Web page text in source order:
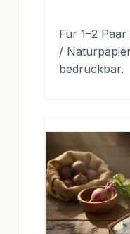
Für 1–2
/
bedruckbar.